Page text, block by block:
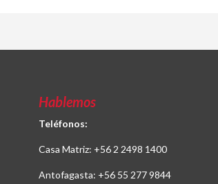
Hablemos
Teléfonos:
Casa Matriz: +56 2 2498 1400
Antofagasta: +56 55 277 9844